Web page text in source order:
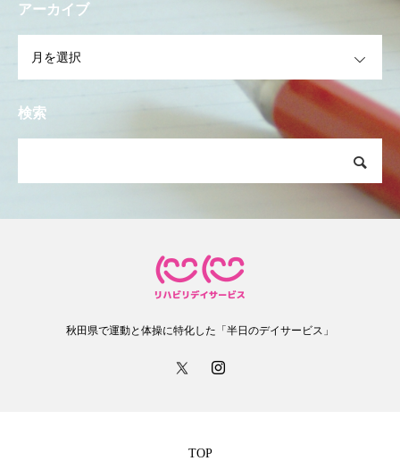
アーカイブ
検索
秋田県で運動と体操に特化した「半日のデイサービス」
TOP